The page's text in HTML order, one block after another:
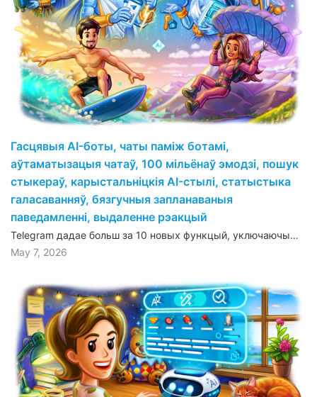
Гасцявыя AI-боты, чаты паміж ботамі,
аўтаматызацыя чатаў, 100 мільёнаў эмодзі, пошук
стыкераў, карыстальніцкія AI-стылі, статыстыка
галасаванняў, бязгучныя запланаваныя
паведамленні, выдаленне рэакцый
Telegram дадае больш за 10 новых функцый, уключаючы…
May 7, 2026